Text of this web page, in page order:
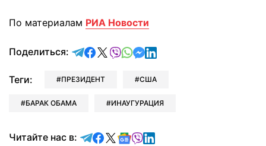
По материалам РИА Новости
Поделиться: отправить в Telegram
поделиться в Facebook
поделиться в X
отправить в Viber
отправить в Whatsapp
отправить в Messenger
отправить в LinkedIn
Теги: ПРЕЗИДЕНТ США
БАРАК ОБАМА ИНАУГУРАЦИЯ
Читайте нас в: Читайте в Telegram
Читайте в Facebook
Читайте в X
Читайте в Google news
Читайте в Viber
Читайте в LinkedIn